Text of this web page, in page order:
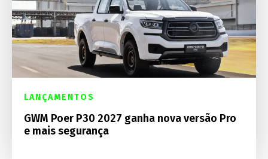
LANÇAMENTOS
GWM Poer P30 2027 ganha nova versão Pro
e mais segurança